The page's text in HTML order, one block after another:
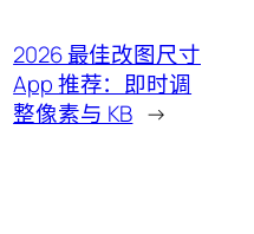
2026 最佳改图尺寸
App 推荐：即时调
整像素与 KB →